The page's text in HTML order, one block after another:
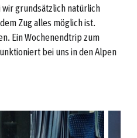
grundsätzlich natürlich
Zug alles möglich ist.
Ein Wochenendtrip zum
bei uns in den Alpen